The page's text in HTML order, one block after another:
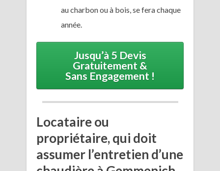
au charbon ou à bois, se fera chaque
année.
Jusqu’à 5 Devis
Gratuitement &
Sans Engagement !
Locataire ou
propriétaire, qui doit
assumer l’entretien d’une